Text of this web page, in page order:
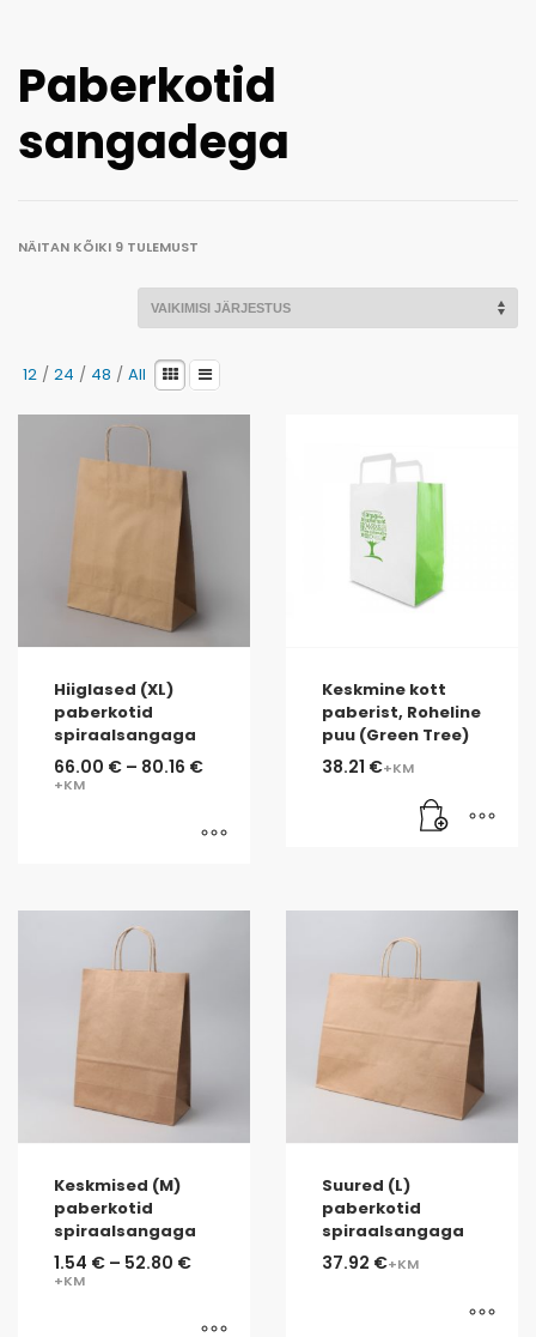
Paberkotid
sangadega
NÄITAN KÕIKI 9 TULEMUST
12 / 24 / 48 / All
Hiiglased (XL)
paberkotid
spiraalsangaga
66.00 € – 80.16 €
Keskmine kott
paberist, Roheline
puu (Green Tree)
38.21 €
Keskmised (M)
paberkotid
spiraalsangaga
1.54 € – 52.80 €
Suured (L)
paberkotid
spiraalsangaga
37.92 €